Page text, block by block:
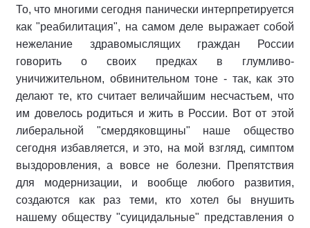
То, что многими сегодня панически интерпретируется
как "реабилитация", на самом деле выражает собой
нежелание здравомыслящих граждан России
говорить о своих предках в глумливо-
уничижительном, обвинительном тоне - так, как это
делают те, кто считает величайшим несчастьем, что
им довелось родиться и жить в России. Вот от этой
либеральной "смердяковщины" наше общество
сегодня избавляется, и это, на мой взгляд, симптом
выздоровления, а вовсе не болезни. Препятствия
для модернизации, и вообще любого развития,
создаются как раз теми, кто хотел бы внушить
нашему обществу "суицидальные" представления о